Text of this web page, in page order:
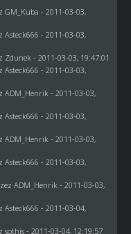
GM_Kuba - 2011-03-03,
Asteck666 - 2011-03-03,
Zdunek - 2011-03-03, 19:47:01
Asteck666 - 2011-03-03,
ADM_Henrik - 2011-03-03,
Asteck666 - 2011-03-03,
ADM_Henrik - 2011-03-03,
Asteck666 - 2011-03-03,
ADM_Henrik - 2011-03-03,
Asteck666 - 2011-03-04,
sothis- 2011-03-04, 12:19:57